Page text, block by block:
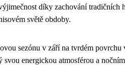
díky zachování tradičních
světě obdoby.
sezónu v září na tvrdém povrchu
svou energickou atmosférou a